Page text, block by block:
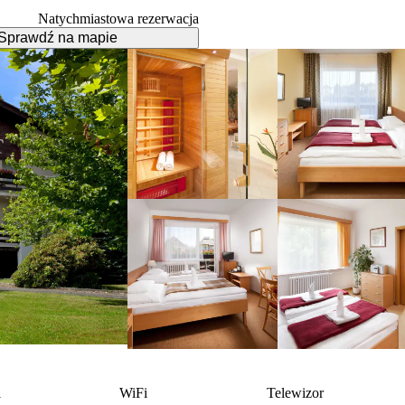
Natychmiastowa rezerwacja
na mapie
WiFi Telewizor